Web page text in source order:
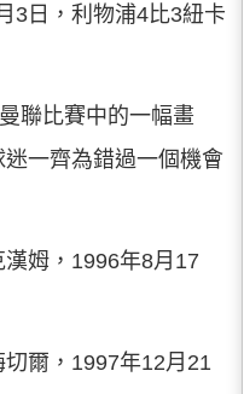
3日，利物浦4比3紐卡
聯比賽中的一幅畫
一齊為錯過一個機會
漢姆，1996年8月17
切爾，1997年12月21